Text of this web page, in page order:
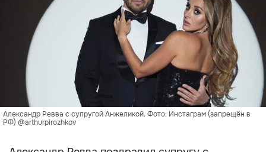
Александр Ревва с супругой Анжеликой. Фото: Инстаграм (запрещён в
РФ) @arthurpirozhkov